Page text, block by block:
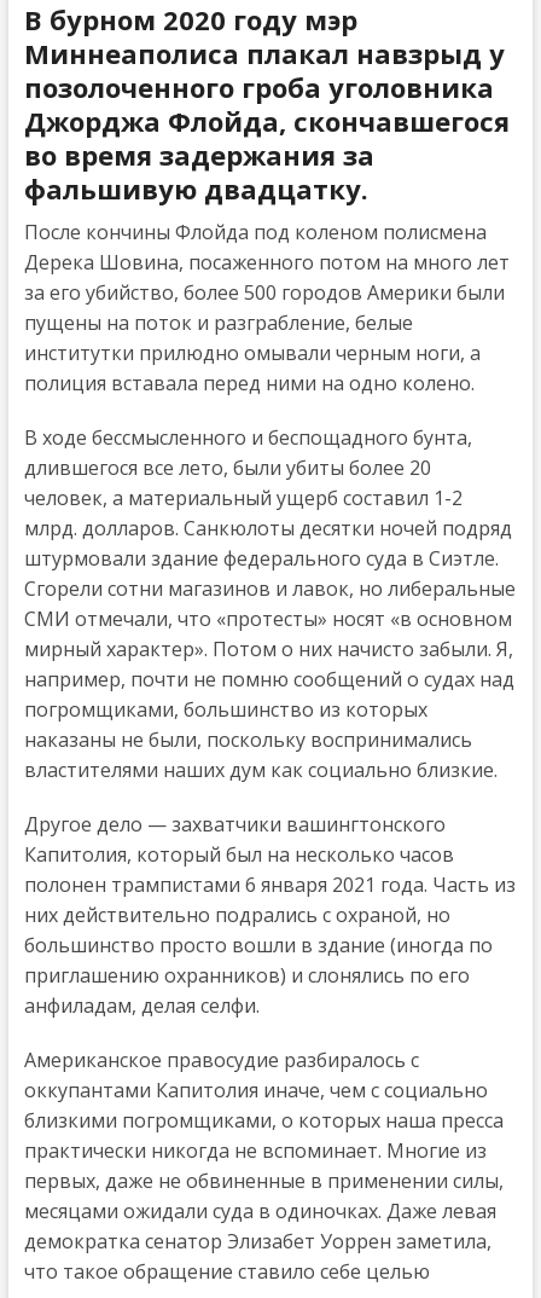
В бурном 2020 году мэр
Миннеаполиса плакал навзрыд у
позолоченного гроба уголовника
Джорджа Флойда, скончавшегося
во время задержания за
фальшивую двадцатку.
После кончины Флойда под коленом полисмена
Дерека Шовина, посаженного потом на много лет
за его убийство, более 500 городов Америки были
пущены на поток и разграбление, белые
институтки прилюдно омывали черным ноги, а
полиция вставала перед ними на одно колено.
В ходе бессмысленного и беспощадного бунта,
длившегося все лето, были убиты более 20
человек, а материальный ущерб составил 1-2
млрд. долларов. Санкюлоты десятки ночей подряд
штурмовали здание федерального суда в Сиэтле.
Сгорели сотни магазинов и лавок, но либеральные
СМИ отмечали, что «протесты» носят «в основном
мирный характер». Потом о них начисто забыли. Я,
например, почти не помню сообщений о судах над
погромщиками, большинство из которых
наказаны не были, поскольку воспринимались
властителями наших дум как социально близкие.
Другое дело — захватчики вашингтонского
Капитолия, который был на несколько часов
полонен трампистами 6 января 2021 года. Часть из
них действительно подрались с охраной, но
большинство просто вошли в здание (иногда по
приглашению охранников) и слонялись по его
анфиладам, делая селфи.
Американское правосудие разбиралось с
оккупантами Капитолия иначе, чем с социально
близкими погромщиками, о которых наша пресса
практически никогда не вспоминает. Многие из
первых, даже не обвиненные в применении силы,
месяцами ожидали суда в одиночках. Даже левая
демократка сенатор Элизабет Уоррен заметила,
что такое обращение ставило себе целью